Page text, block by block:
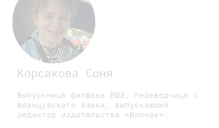
Корсакова Соня
Выпускница филфака ВШЭ, переводчица с
французского языка, выпускающий
редактор издательства «Волчок».